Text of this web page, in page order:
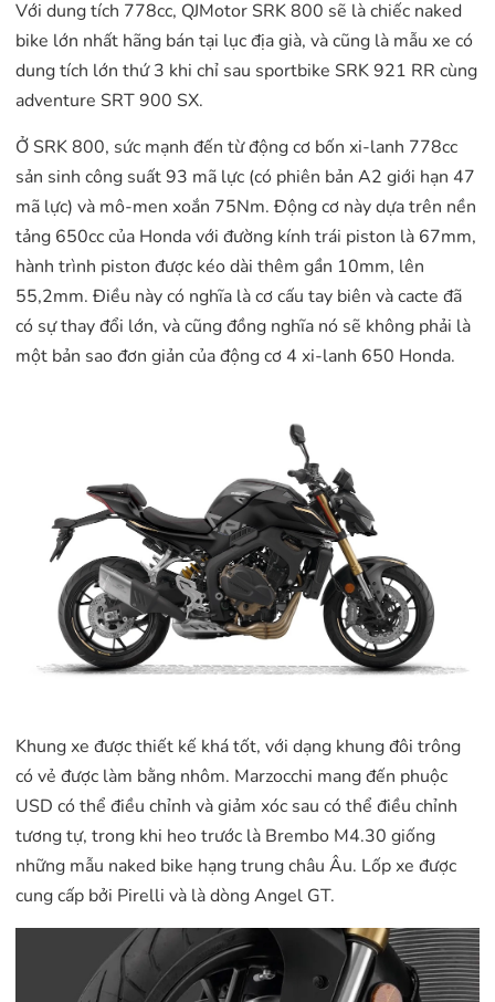
Với dung tích 778cc, QJMotor SRK 800 sẽ là chiếc naked
bike lớn nhất hãng bán tại lục địa già, và cũng là mẫu xe có
dung tích lớn thứ 3 khi chỉ sau sportbike SRK 921 RR cùng
adventure SRT 900 SX.
Ở SRK 800, sức mạnh đến từ động cơ bốn xi-lanh 778cc
sản sinh công suất 93 mã lực (có phiên bản A2 giới hạn 47
mã lực) và mô-men xoắn 75Nm. Động cơ này dựa trên nền
tảng 650cc của Honda với đường kính trái piston là 67mm,
hành trình piston được kéo dài thêm gần 10mm, lên
55,2mm. Điều này có nghĩa là cơ cấu tay biên và cacte đã
có sự thay đổi lớn, và cũng đồng nghĩa nó sẽ không phải là
một bản sao đơn giản của động cơ 4 xi-lanh 650 Honda.
Khung xe được thiết kế khá tốt, với dạng khung đôi trông
có vẻ được làm bằng nhôm. Marzocchi mang đến phuộc
USD có thể điều chỉnh và giảm xóc sau có thể điều chỉnh
tương tự, trong khi heo trước là Brembo M4.30 giống
những mẫu naked bike hạng trung châu Âu. Lốp xe được
cung cấp bởi Pirelli và là dòng Angel GT.